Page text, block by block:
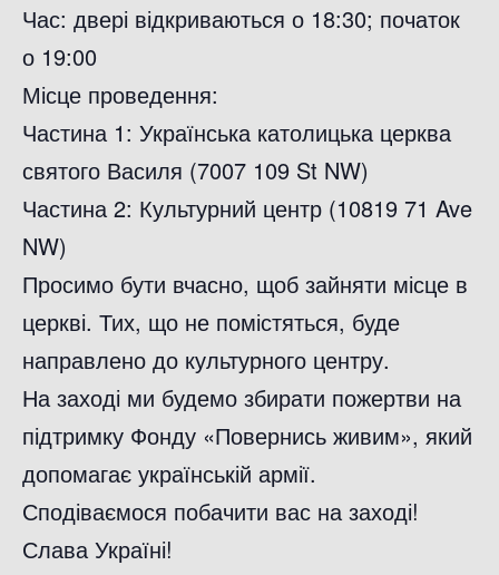
Час: двері відкриваються о 18:30; початок
о 19:00
Місце проведення:
Частина 1: Українська католицька церква
святого Василя (7007 109 St NW)
Частина 2: Культурний центр (10819 71 Ave
NW)
Просимо бути вчасно, щоб зайняти місце в
церкві. Тих, що не помістяться, буде
направлено до культурного центру.
На заході ми будемо збирати пожертви на
підтримку Фонду «Повернись живим», який
допомагає українській армії.
Сподіваємося побачити вас на заході!
Слава Україні!